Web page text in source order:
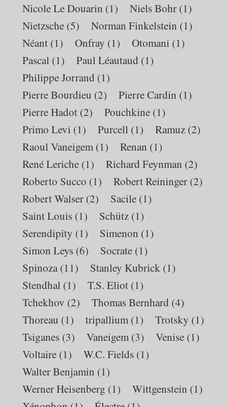
Nicole Le Douarin (1) Niels Bohr (1)
Nietzsche (5) Norman Finkelstein (1)
Néant (1) Onfray (1) Otomani (1)
Pascal (1) Paul Léautaud (1)
Philippe Jorrand (1)
Pierre Bourdieu (2) Pierre Cardin (1)
Pierre Hadot (2) Pouchkine (1)
Primo Levi (1) Purcell (1) Ramuz (2)
Raoul Vaneigem (1) Renan (1)
René Leriche (1) Richard Feynman (2)
Roberto Succo (1) Robert Reininger (2)
Robert Walser (2) Sacile (1)
Saint Louis (1) Schütz (1)
Serendipity (1) Simenon (1)
Simon Leys (6) Socrate (1)
Spinoza (11) Stanley Kubrick (1)
Stendhal (1) T.S. Eliot (1)
Tchekhov (2) Thomas Bernhard (4)
Thoreau (1) tripallium (1) Trotsky (1)
Tsiganes (3) Vaneigem (3) Venise (1)
Voltaire (1) W.C. Fields (1)
Walter Benjamin (1)
Werner Heisenberg (1) Wittgenstein (1)